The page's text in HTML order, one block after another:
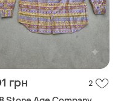
грн 2